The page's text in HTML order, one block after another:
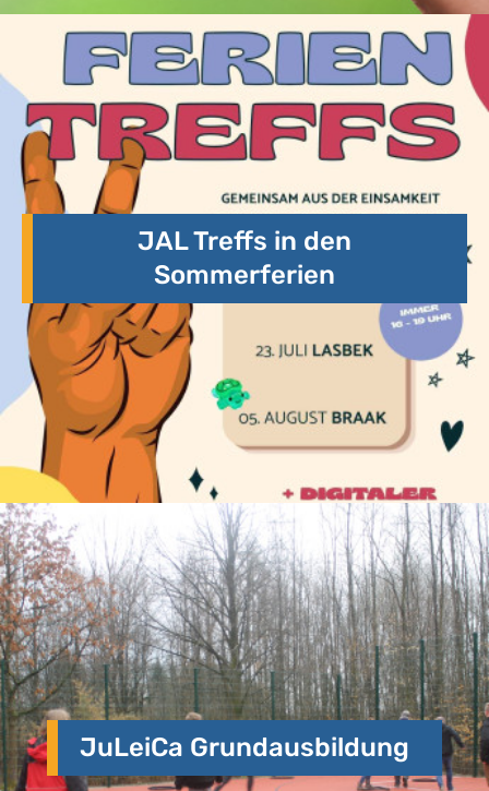
JAL Treffs in den
Sommerferien
JuLeiCa Grundausbildung